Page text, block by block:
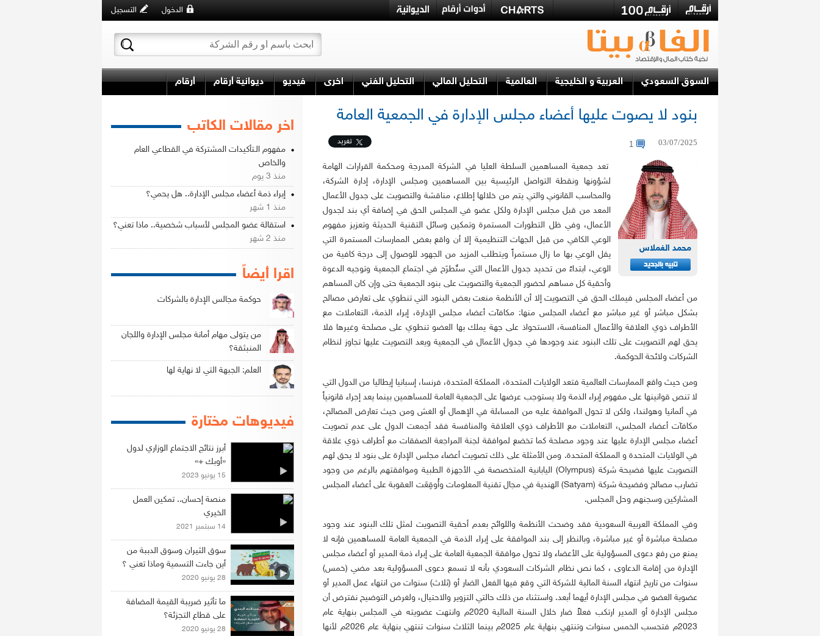
التسجيل الدخول
السوق السعودي العربية و الخليجية العالمية التحليل المالي التحليل الفني اخرى فيديو ديوانية أرقام أرقام
بنود لا يصوت عليها أعضاء مجلس الإدارة في الجمعية العامة
03/07/2025
1 تغريد
محمد الغملاس
تعد جمعية المساهمين السلطة العليا في الشركة المدرجة ومحكمة القرارات الهامة
لشؤونها ونقطة التواصل الرئيسية بين المساهمين ومجلس الإدارة، إدارة الشركة،
والمحاسب القانوني والتي يتم من خلالها إطلاع، مناقشة والتصويت على جدول الأعمال
المعد من قبل مجلس الإدارة ولكل عضو في المجلس الحق في إضافة أي بند لجدول
الأعمال، وفي ظل التطورات المستمرة وتمكين وسائل التقنية الحديثة وتعزيز مفهوم
الوعي الكافي من قبل الجهات التنظيمية إلا أن واقع بعض الممارسات المستمرة التي
يقل الوعي بها ما زال مستمراً ويتطلب المزيد من الجهود للوصول إلى درجة كافية من
الوعي، ابتداءً من تحديد جدول الأعمال التي ستٌطرَح في اجتماع الجمعية وتوجيه الدعوة
وأحقية كل مساهم لحضور الجمعية والتصويت على بنود الجمعية حتى وإن كان المساهم
من أعضاء المجلس فيملك الحق في التصويت إلا أن الأنظمة منعت بعض البنود التي تنطوي على تعارض مصالح
بشكل مباشر أو غير مباشر مع أعضاء المجلس منها: مكافآت أعضاء مجلس الإدارة، إبراء الذمة، التعاملات مع
الأطراف ذوي العلاقة والأعمال المنافسة، الاستحواذ على جهة يملك بها العضو تنطوي على مصلحة وغيرها فلا
يحق لهم التصويت على تلك البنود عند وجودها في جدول الأعمال في الجمعية ويعد التصويت عليها تجاوز لنظام
الشركات ولائحة الحوكمة.
ومن حيث واقع الممارسات العالمية فتعد الولايات المتحدة، المملكة المتحدة، فرنسا، إسبانيا إيطاليا من الدول التي
لا تنص قوانينها على مفهوم إبراء الذمة ولا يستوجب عرضها على الجمعية العامة للمساهمين بينما يعد إجراء قانونياً
في ألمانيا وهولندا، ولكن لا تحول الموافقة عليه من المساءلة في الإهمال أو الغش ومن حيث تعارض المصالح،
مكافآت أعضاء المجلس، التعاملات مع الأطراف ذوي العلاقة والمنافسة فقد أجمعت الدول على عدم تصويت
أعضاء مجلس الإدارة عليها عند وجود مصلحة كما تخضع لموافقة لجنة المراجعة الصفقات مع أطراف ذوي علاقة
في الولايات المتحدة و المملكة المتحدة. ومن الأمثلة على ذلك تصويت أعضاء مجلس الإدارة على بنود لا يحق لهم
التصويت عليها فضيحة شركة (Olympus) اليابانية المتخصصة في الأجهزة الطبية وموافقتهم بالرغم من وجود
تضارب مصالح وفضيحة شركة (Satyam) الهندية في مجال تقنية المعلومات وأُوقِعَت العقوبة على أعضاء المجلس
المشاركين وسجنهم وحل المجلس.
وفي المملكة العربية السعودية فقد وضحت الأنظمة واللوائح بعدم أحقية التصويت لمثل تلك البنود عند وجود
مصلحة مباشرة أو غير مباشرة، وبالنظر إلى بند الموافقة على إبراء الذمة في الجمعية العامة للمساهمين فإنه لا
يمنع من رفع دعوى المسؤولية على الأعضاء ولا تحول موافقة الجمعية العامة على إبراء ذمة المدير أو أعضاء مجلس
الإدارة من إقامة الدعاوى ، كما نص نظام الشركات السعودي بأنه لا تسمع دعوى المسؤولية بعد مضي (خمس)
سنوات من تاريخ انتهاء السنة المالية للشركة التي وقع فيها الفعل الضار أو (ثلاث) سنوات من انتهاء عمل المدير أو
عضوية العضو في مجلس الإدارة أيهما أبعد. واستثناء من ذلك حالتي التزوير والاحتيال، ولغرض التوضيح نفترض أن
مجلس الإدارة أو المدير ارتكب فعلاً ضار خلال السنة المالية 2020م وانتهت عضويته في المجلس بنهاية عام
2023م فتحسب الخمس سنوات وتنتهي بنهاية عام 2025م بينما الثلاث سنوات تنتهي بنهاية عام 2026م لأنها
اخر مقالات الكاتب
مفهوم الـتأكيدات المشتركة في القطاعي العام
والخاص
منذ 3 يوم
إبراء ذمة أعضاء مجلس الإدارة.. هل يحمي؟
منذ 1 شهر
استقالة عضو المجلس لأسباب شخصية.. ماذا تعني؟
منذ 2 شهر
اقرا أيضاً
حوكمة مجالس الإدارة بالشركات
من يتولى مهام أمانة مجلس الإدارة واللجان
المنبثقة؟
العلم: الجبهة التي لا نهاية لها
فيديوهات مختارة
أبرز نتائج الاجتماع الوزاري لدول
«أوبك +»
15 يونيو 2023
منصة إحسان.. تمكين العمل
الخيري
14 سبتمبر 2021
سوق الثيران وسوق الدببة من
أين جاءت التسمية وماذا تعني ؟
28 يونيو 2020
ما تأثير ضريبة القيمة المضافة
على قطاع التجزئة؟
28 يونيو 2020